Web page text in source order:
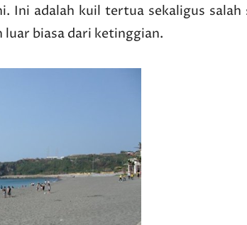
Ini adalah kuil tertua sekaligus salah
biasa dari ketinggian.